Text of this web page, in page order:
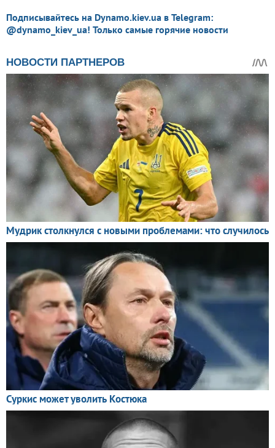
Подписывайтесь на Dynamo.kiev.ua в Telegram:
@dynamo_kiev_ua! Только самые горячие новости